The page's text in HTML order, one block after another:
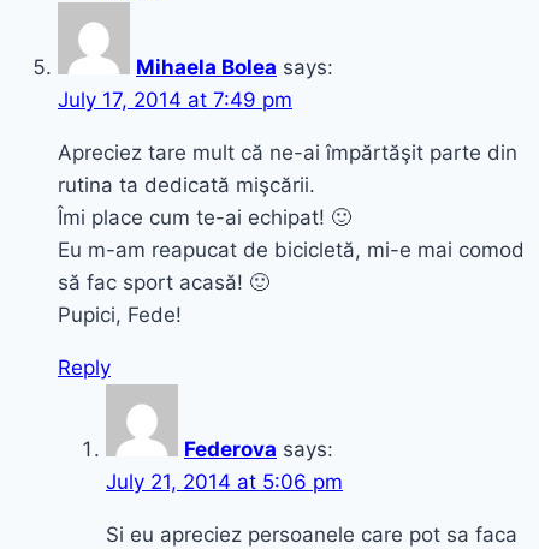
Mihaela Bolea says:
July 17, 2014 at 7:49 pm
Apreciez tare mult că ne-ai împărtăşit parte din
rutina ta dedicată mişcării.
Îmi place cum te-ai echipat! 🙂
Eu m-am reapucat de bicicletă, mi-e mai comod
să fac sport acasă! 🙂
Pupici, Fede!
Reply
Federova says:
July 21, 2014 at 5:06 pm
Si eu apreciez persoanele care pot sa faca